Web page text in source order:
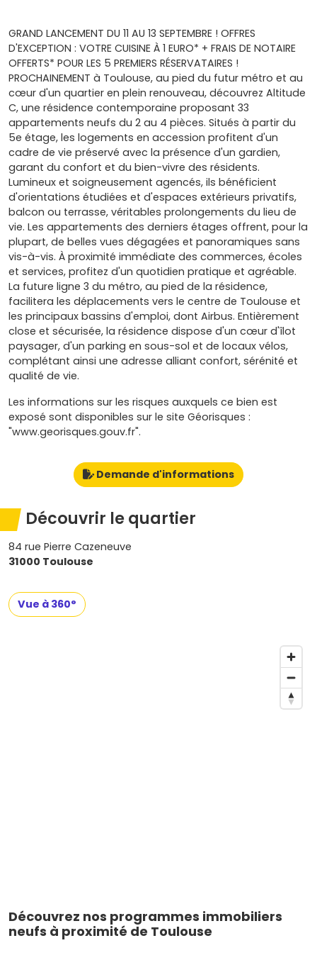
GRAND LANCEMENT DU 11 AU 13 SEPTEMBRE ! OFFRES
D'EXCEPTION : VOTRE CUISINE À 1 EURO* + FRAIS DE NOTAIRE
OFFERTS* POUR LES 5 PREMIERS RÉSERVATAIRES !
PROCHAINEMENT à Toulouse, au pied du futur métro et au
cœur d'un quartier en plein renouveau, découvrez Altitude
C, une résidence contemporaine proposant 33
appartements neufs du 2 au 4 pièces. Situés à partir du
5e étage, les logements en accession profitent d'un
cadre de vie préservé avec la présence d'un gardien,
garant du confort et du bien-vivre des résidents.
Lumineux et soigneusement agencés, ils bénéficient
d'orientations étudiées et d'espaces extérieurs privatifs,
balcon ou terrasse, véritables prolongements du lieu de
vie. Les appartements des derniers étages offrent, pour la
plupart, de belles vues dégagées et panoramiques sans
vis-à-vis. À proximité immédiate des commerces, écoles
et services, profitez d'un quotidien pratique et agréable.
La future ligne 3 du métro, au pied de la résidence,
facilitera les déplacements vers le centre de Toulouse et
les principaux bassins d'emploi, dont Airbus. Entièrement
close et sécurisée, la résidence dispose d'un cœur d'îlot
paysager, d'un parking en sous-sol et de locaux vélos,
complétant ainsi une adresse alliant confort, sérénité et
qualité de vie.
Les informations sur les risques auxquels ce bien est
exposé sont disponibles sur le site Géorisques :
"www.georisques.gouv.fr".
Demande d'informations
Découvrir le quartier
84 rue Pierre Cazeneuve
31000 Toulouse
Vue à 360°
Découvrez nos programmes immobiliers
neufs à proximité de Toulouse